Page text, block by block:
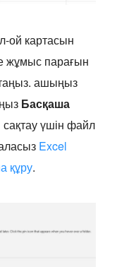
ой картасын
жұмыс парағын
ашыңыз
Басқаша
үшін файл
Excel
құру.